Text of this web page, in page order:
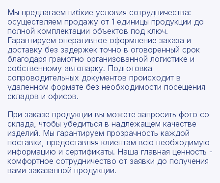
Мы предлагаем гибкие условия сотрудничества:
осуществляем продажу от 1 единицы продукции до
полной комплектации объектов под ключ.
Гарантируем оперативное оформление заказа и
доставку без задержек точно в оговоренный срок
благодаря грамотно организованной логистике и
собственному автопарку. Подготовка
сопроводительных документов происходит в
удаленном формате без необходимости посещения
складов и офисов.
При заказе продукции вы можете запросить фото со
склада, чтобы убедиться в надлежащем качестве
изделий. Мы гарантируем прозрачность каждой
поставки, предоставляя клиентам всю необходимую
информацию и сертификаты. Наша главная ценность -
комфортное сотрудничество от заявки до получения
вами заказанной продукции.